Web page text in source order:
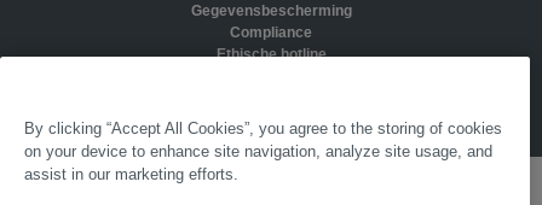
Gegevensbescherming
Compliance
Ethische hotline
By clicking “Accept All Cookies”, you agree to the storing of cookies
on your device to enhance site navigation, analyze site usage, and
assist in our marketing efforts.